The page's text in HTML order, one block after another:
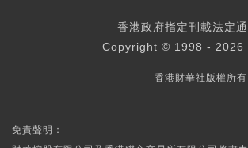
香港政府指定刊載法定
Copyright © 1998 - 2026
香港財華社版權所
免責聲明：